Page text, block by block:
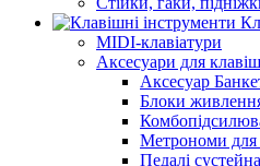
MIDI-клавіатури
Аксесуари для
Аксесуар
Блоки
Метрономи для
Педалі